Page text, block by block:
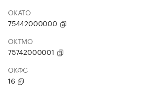
ОКАТО
75442000000
ОКТМО
75742000001
ОКФС
16